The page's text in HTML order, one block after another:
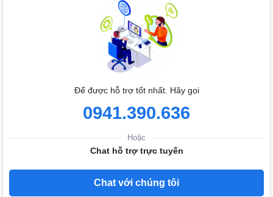
Để được hỗ trợ tốt nhất. Hãy gọi
0941.390.636
Hoặc
Chat hỗ trợ trực tuyến
Chat với chúng tôi